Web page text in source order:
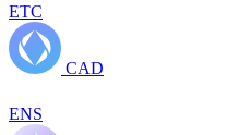
ETC
CAD
ENS